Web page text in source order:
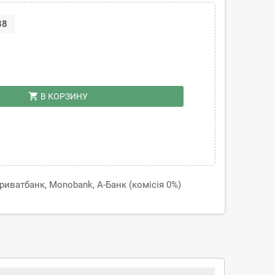
shopping_cart В КОРЗИНУ
Monobank, А-Банк (комісія 0%)